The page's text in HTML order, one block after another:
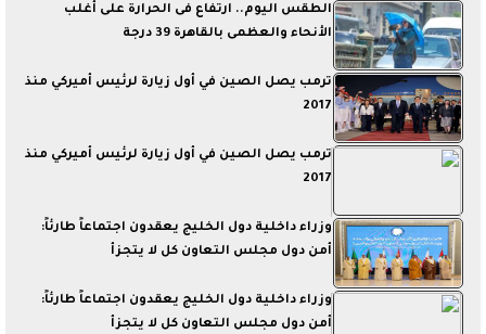
الطقس اليوم.. ارتفاع فى الحرارة على أغلب
الأنحاء والعظمى بالقاهرة 39 درجة
ترمب يصل الصين في أول زيارة لرئيس أميركي منذ
2017
ترمب يصل الصين في أول زيارة لرئيس أميركي منذ
2017
وزراء داخلية دول الخليج يعقدون اجتماعاً طارئاً:
أمن دول مجلس التعاون كل لا يتجزأ
وزراء داخلية دول الخليج يعقدون اجتماعاً طارئاً:
أمن دول مجلس التعاون كل لا يتجزأ